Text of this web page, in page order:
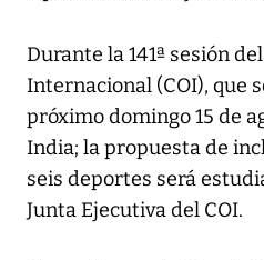
Durante la 141ª sesión
Internacional (COI), que
próximo domingo 15 de
India; la propuesta de
seis deportes será
Junta Ejecutiva del COI.